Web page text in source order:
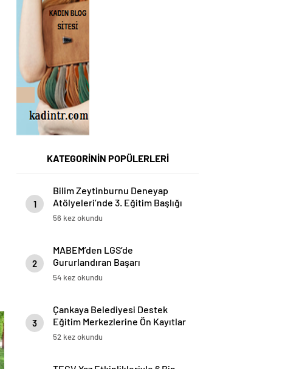
KATEGORİNİN POPÜLERLERİ
1
Bilim Zeytinburnu Deneyap
Atölyeleri’nde 3. Eğitim Başlığı
Başarıyla Tamamlandı
56 kez okundu
2
MABEM’den LGS’de
Gururlandıran Başarı
54 kez okundu
3
Çankaya Belediyesi Destek
Eğitim Merkezlerine Ön Kayıtlar
Başladı
52 kez okundu